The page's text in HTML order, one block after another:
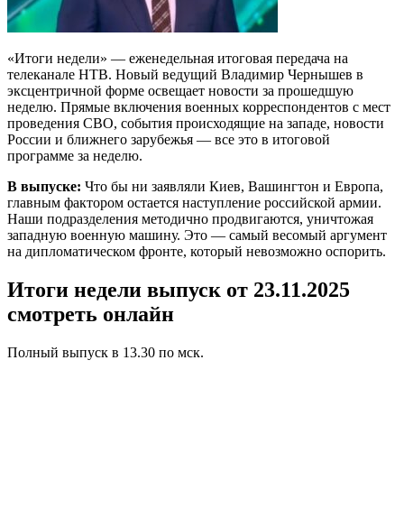
«Итоги недели» — еженедельная итоговая передача на
телеканале НТВ. Новый ведущий Владимир Чернышев в
эксцентричной форме освещает новости за прошедшую
неделю. Прямые включения военных корреспондентов с мест
проведения СВО, события происходящие на западе, новости
России и ближнего зарубежья — все это в итоговой
программе за неделю.
В выпуске: Что бы ни заявляли Киев, Вашингтон и Европа,
главным фактором остается наступление российской армии.
Наши подразделения методично продвигаются, уничтожая
западную военную машину. Это — самый весомый аргумент
на дипломатическом фронте, который невозможно оспорить.
Итоги недели выпуск от 23.11.2025
смотреть онлайн
Полный выпуск в 13.30 по мск.